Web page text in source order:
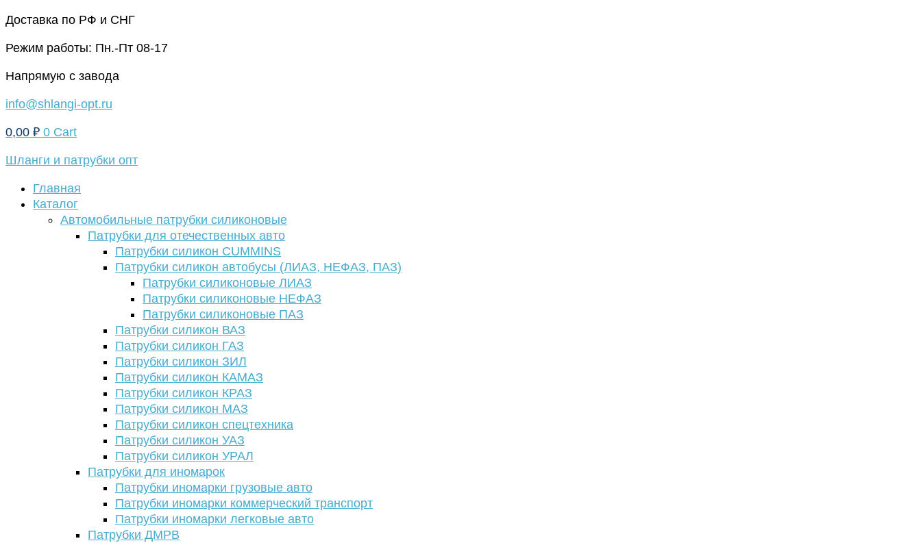
Перейти
содержимому
Доставка по РФ и СНГ
Режим работы: Пн.-Пт 08-17
Напрямую с завода
info@shlangi-opt.ru
0,00 ₽ 0 Cart
Шланги и патрубки опт
Главная
Каталог
Автомобильные патрубки силиконовые
Патрубки для отечественных авто
Патрубки силикон CUMMINS
Патрубки силикон автобусы (ЛИАЗ, НЕФАЗ, ПАЗ)
Патрубки силиконовые ЛИАЗ
Патрубки силиконовые НЕФАЗ
Патрубки силиконовые ПАЗ
Патрубки силикон ВАЗ
Патрубки силикон ГАЗ
Патрубки силикон ЗИЛ
Патрубки силикон КАМАЗ
Патрубки силикон КРАЗ
Патрубки силикон МАЗ
Патрубки силикон спецтехника
Патрубки силикон УАЗ
Патрубки силикон УРАЛ
Патрубки для иномарок
Патрубки иномарки грузовые авто
Патрубки иномарки коммерческий транспорт
Патрубки иномарки легковые авто
Патрубки ДМРВ